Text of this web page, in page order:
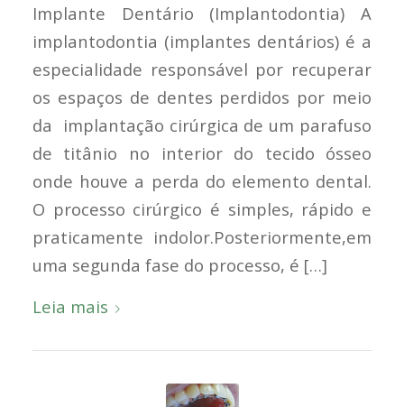
Implante Dentário (Implantodontia) A
implantodontia (implantes dentários) é a
especialidade responsável por recuperar
os espaços de dentes perdidos por meio
da implantação cirúrgica de um parafuso
de titânio no interior do tecido ósseo
onde houve a perda do elemento dental.
O processo cirúrgico é simples, rápido e
praticamente indolor.Posteriormente,em
uma segunda fase do processo, é […]
Leia mais